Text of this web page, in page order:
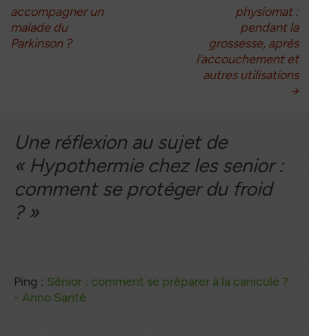
des
articles
accompagner un
malade du
Parkinson ?
physiomat :
pendant la
grossesse, après
l’accouchement et
autres utilisations
→
Une réflexion au sujet de
« Hypothermie chez les senior :
comment se protéger du froid
?»
Ping : Sénior : comment se préparer à la canicule ?
- Anno Santé